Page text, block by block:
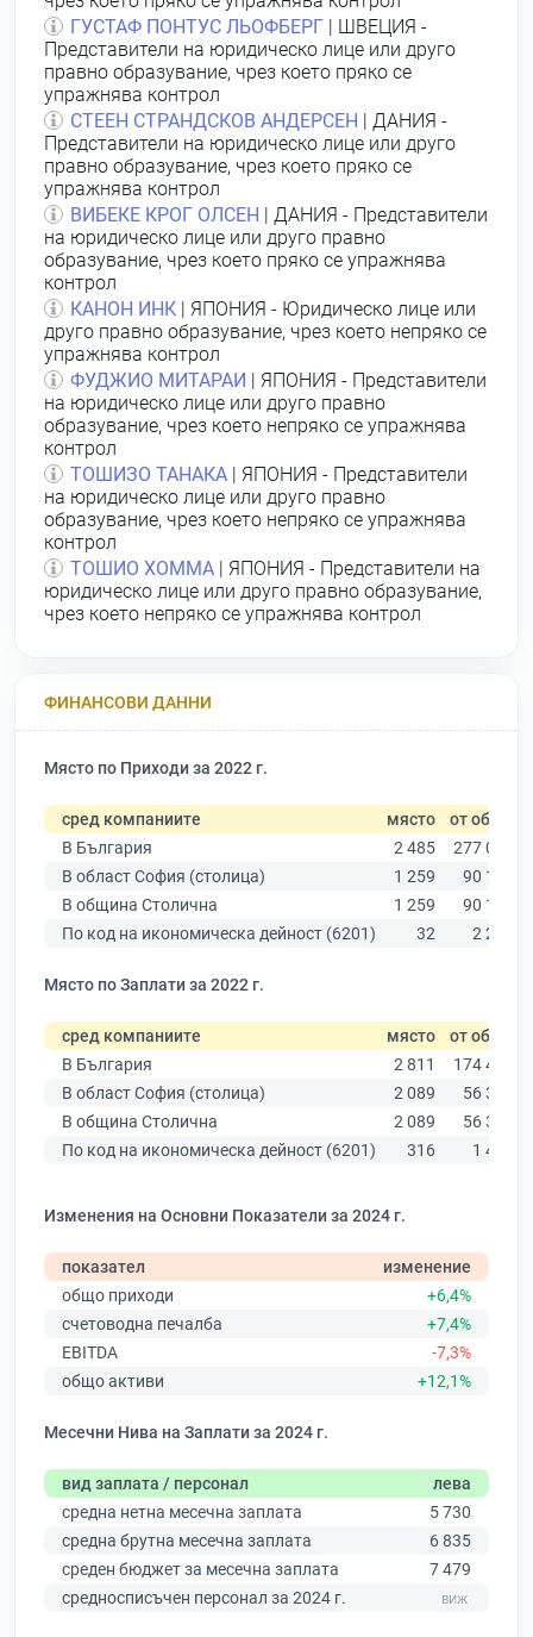
ГУСТАФ ПОНТУС ЛЬОФБЕРГ | ШВЕЦИЯ -
Представители на юридическо лице или друго
правно образувание, чрез което пряко се
упражнява контрол
СТЕЕН СТРАНДСКОВ АНДЕРСЕН
| ДАНИЯ -
Представители на юридическо лице или друго
правно образувание, чрез което пряко се
упражнява контрол
ВИБЕКЕ КРОГ ОЛСЕН
| ДАНИЯ - Представители
на юридическо лице или друго правно
образувание, чрез което пряко се упражнява
контрол
КАНОН ИНК | ЯПОНИЯ - Юридическо лице или
друго правно образувание, чрез което непряко се
упражнява контрол
ФУДЖИО МИТАРАИ
| ЯПОНИЯ - Представители
на юридическо лице или друго правно
образувание, чрез което непряко се упражнява
контрол
ТОШИЗО ТАНАКА | ЯПОНИЯ - Представители
на юридическо лице или друго правно
образувание, чрез което непряко се упражнява
контрол
ТОШИО ХОММА | ЯПОНИЯ - Представители на
юридическо лице или друго правно образувание,
чрез което непряко се упражнява контрол
ФИНАНСОВИ ДАННИ
Място по Приходи за 2022 г.
сред компаниите място от общо
В България
2 485
277 019
В област София (столица)
1 259
90 178
В община Столична
1 259
90 178
По код на икономическа дейност (6201)
32 2 203
Място по Заплати за 2022 г.
сред компаниите място от общо
В България
2 811
174 403
В област София (столица)
2 089
56 378
В община Столична
2 089
56 378
По код на икономическа дейност (6201)
316 1 499
Изменения на Основни Показатели за 2024 г.
показател
изменение
общо приходи
+6,4%
счетоводна печалба
+7,4%
EBITDA
-7,3%
общо активи
+12,1%
Месечни Нива на Заплати за 2024 г.
вид заплата / персонал
лева
средна нетна месечна заплата
5 730
средна брутна месечна заплата
6 835
среден бюджет за месечна заплата
7 479
средносписъчен персонал за 2024 г.